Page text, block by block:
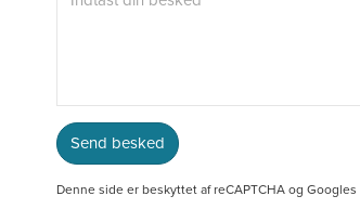
Send besked
Denne side er beskyttet af reCAPTCHA og Googles